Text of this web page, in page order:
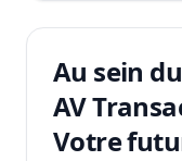
Au sein
AV
Votre